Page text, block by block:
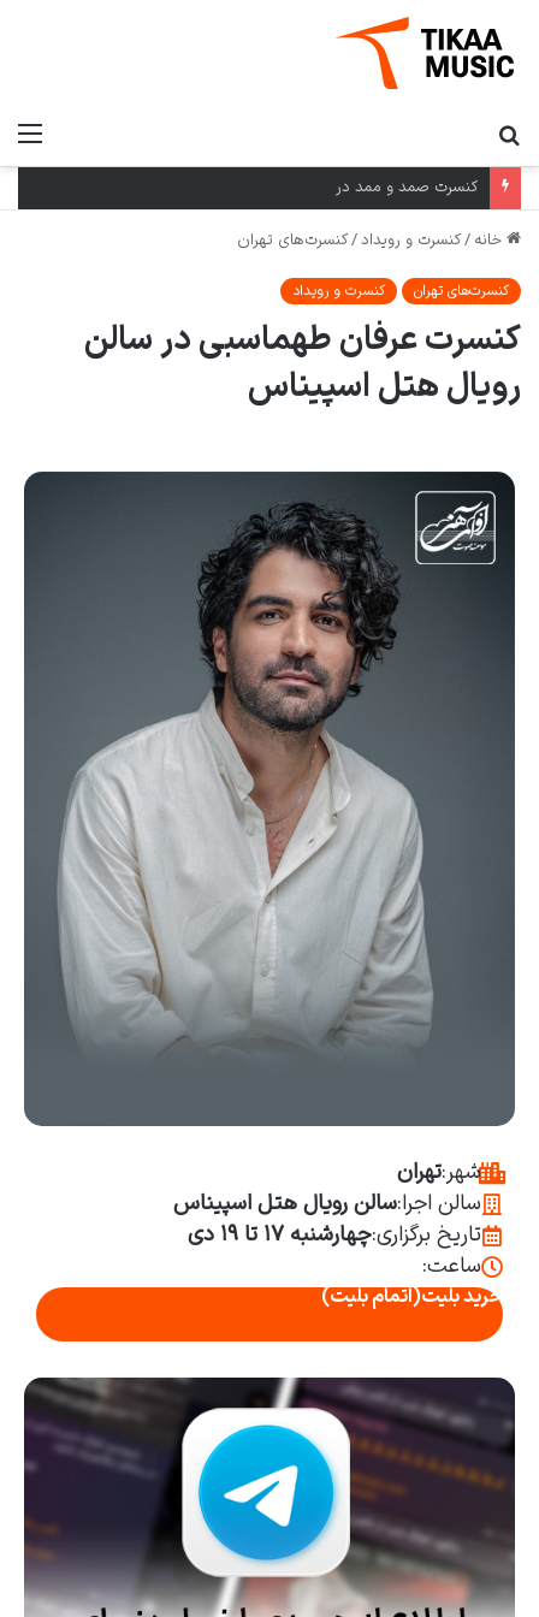
کنسرت صمد و ممد در
خانه /کنسرت و رویداد/کنسرت‌های تهران
کنسرت‌های تهران کنسرت و رویداد
کنسرت عرفان طهماسبی در سالن
رویال هتل اسپیناس
شهر:تهران
سالن اجرا:سالن رویال هتل اسپیناس
تاریخ برگزاری:چهارشنبه ۱۷ تا ۱۹ دی
ساعت:
خرید بلیت(اتمام بلیت)